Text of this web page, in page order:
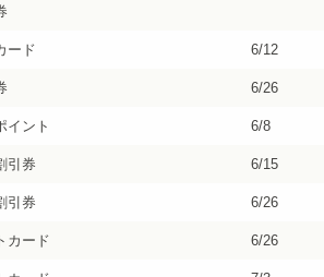
ード 6/12
6/26
イント 6/8
引券 6/15
引券 6/26
カード 6/26